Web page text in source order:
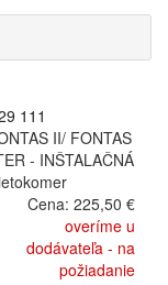
111
II/ FONTAS
- INŠTALAČNÁ
Cena: 225,50 €
overíme u
dodávateľa - na
požiadanie